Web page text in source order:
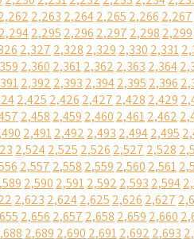
2,263 2,2642,265 2,266 2,267
2,2942,295 2,296 2,297 2,298 2,299
2,327 2,328 2,329 2,330 2,331
2,360 2,3612,362 2,363 2,364
2,392 2,393 2,3942,395 2,396
2,425 2,426 2,427 2,428 2,429
2,458 2,459 2,460 2,4612,462
2,4912,492 2,493 2,4942,495
2,5242,525 2,526 2,527 2,528
2,557 2,558 2,559 2,560 2,561
2,590 2,5912,592 2,593 2,594
2,623 2,6242,625 2,626 2,627
2,656 2,657 2,658 2,659 2,660
2,689 2,690 2,6912,692 2,693